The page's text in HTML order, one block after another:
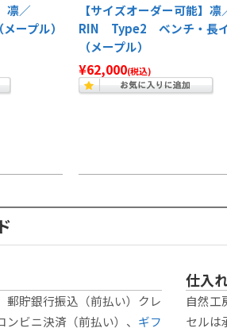
凛／
ープル）
【サイズオーダー可能】凛
RIN Type2 ベンチ・長
（メープル）
¥62,000(税込)
郵貯銀行振込（前払い）クレ
ビニ決済（前払い）、 ギフ
仕入
自然工
セルは